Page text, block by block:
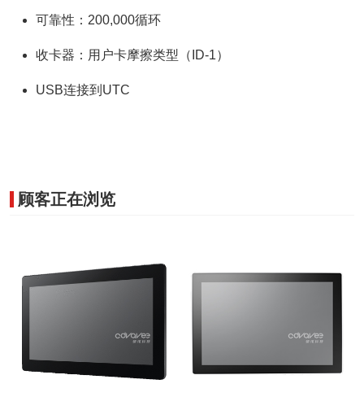
可靠性：200,000循环
收卡器：用户卡摩擦类型（ID-1）
USB连接到UTC
顾客正在浏览